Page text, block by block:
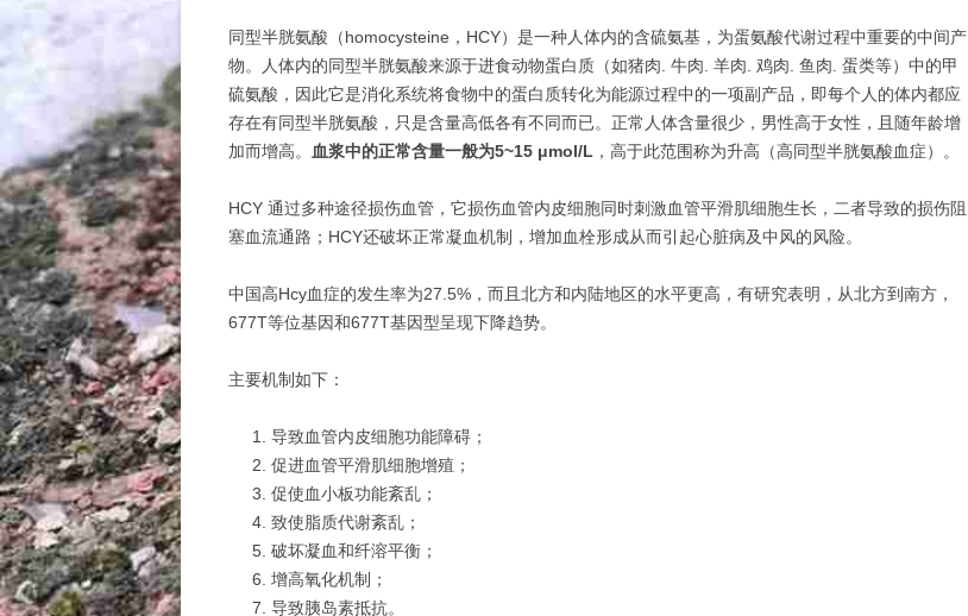
同型半胱氨酸（homocysteine，HCY）是一种人体内的含硫氨基，为蛋氨酸代谢过程中重要的中间产
物。人体内的同型半胱氨酸来源于进食动物蛋白质（如猪肉. 牛肉. 羊肉. 鸡肉. 鱼肉. 蛋类等）中的甲
硫氨酸，因此它是消化系统将食物中的蛋白质转化为能源过程中的一项副产品，即每个人的体内都应
存在有同型半胱氨酸，只是含量高低各有不同而已。正常人体含量很少，男性高于女性，且随年龄增
加而增高。
血浆中的正常含量一般为5~15 μmol/L ，高于此范围称为升高（高同型半胱氨酸血症）。
HCY 通过多种途径损伤血管，它损伤血管内皮细胞同时刺激血管平滑肌细胞生长，二者导致的损伤阻
塞血流通路；HCY还破坏正常凝血机制，增加血栓形成从而引起心脏病及中风的风险。
中国高Hcy血症的发生率为27.5%，而且北方和内陆地区的水平更高，有研究表明，从北方到南方，
677T等位基因和677T基因型呈现下降趋势。
主要机制如下：
导致血管内皮细胞功能障碍；
促进血管平滑肌细胞增殖；
促使血小板功能紊乱；
致使脂质代谢紊乱；
破坏凝血和纤溶平衡；
增高氧化机制；
导致胰岛素抵抗。